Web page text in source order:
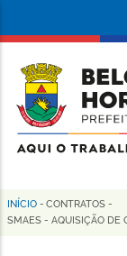
conteúdo
principal
da
de
Trilha
INÍCIO - CONTRATOS -
SMAES - AQUISIÇÃO DE